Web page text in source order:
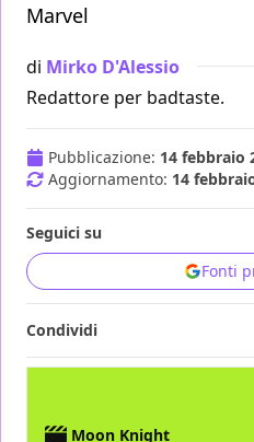
Marvel
di Mirko D'Alessio
Redattore per badtaste.
Pubblicazione: 14 febbraio
Aggiornamento: 14
Seguici su
Fonti
Condividi
Moon Knight